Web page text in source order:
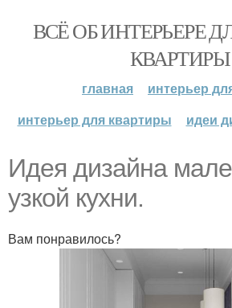
ВСЁ ОБ ИНТЕРЬЕРЕ
КВАРТИРЫ
главная
интерьер
интерьер для квартиры
идеи
Идея дизайна
узкой кухни.
Вам понравилось?